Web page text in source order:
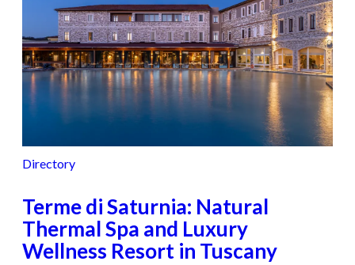
Directory
Terme di Saturnia: Natural
Thermal Spa and Luxury
Wellness Resort in Tuscany